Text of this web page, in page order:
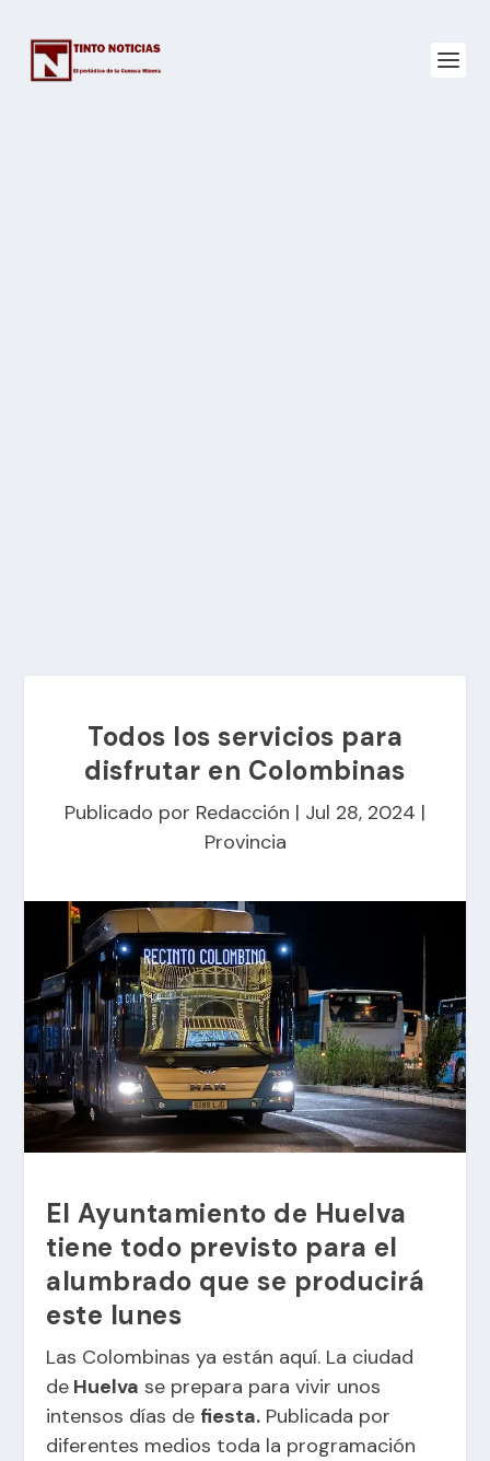
Todos los servicios para
disfrutar en Colombinas
Publicado por Redacción | Jul 28, 2024 |
Provincia
El Ayuntamiento de Huelva
tiene todo previsto para el
alumbrado que se producirá
este lunes
Las Colombinas ya están aquí. La ciudad
de Huelva se prepara para vivir unos
intensos días de fiesta. Publicada por
diferentes medios toda la programación